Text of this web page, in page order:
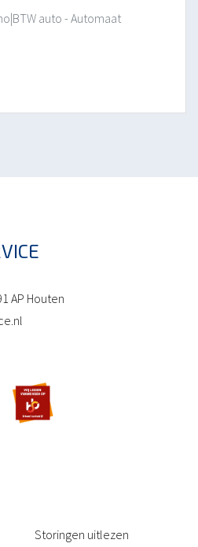
auto - Automaat
AP Houten
Storingen uitlezen